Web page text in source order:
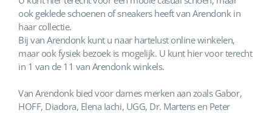
ook geklede schoenen of sneakers heeft van Arendonk in
haar collectie.
Bij van Arendonk kunt u naar hartelust online winkelen,
maar ook fysiek bezoek is mogelijk. U kunt hier voor terecht
in 1 van de 11 van Arendonk winkels.
Van Arendonk bied voor dames merken aan zoals Gabor,
HOFF, Diadora, Elena Iachi, UGG, Dr. Martens en Peter